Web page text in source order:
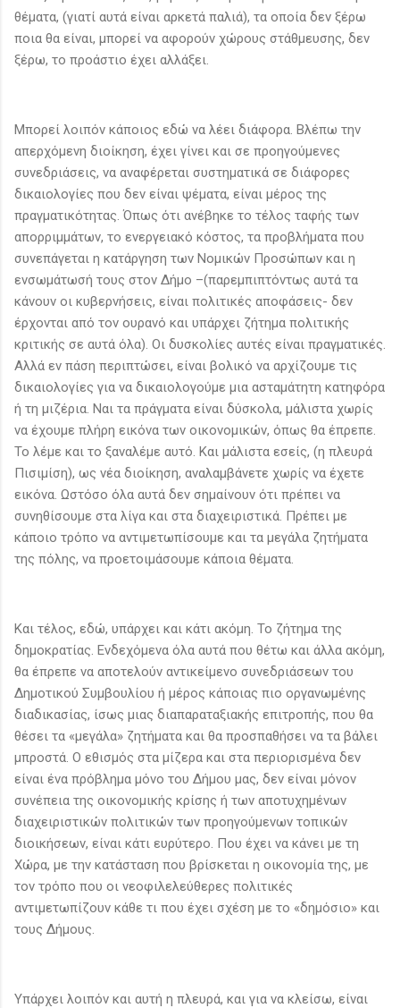
θέματα, (γιατί αυτά είναι αρκετά παλιά), τα οποία δεν ξέρω
ποια θα είναι, μπορεί να αφορούν χώρους στάθμευσης, δεν
ξέρω, το προάστιο έχει αλλάξει.
Μπορεί λοιπόν κάποιος εδώ να λέει διάφορα. Βλέπω την
απερχόμενη διοίκηση, έχει γίνει και σε προηγούμενες
συνεδριάσεις, να αναφέρεται συστηματικά σε διάφορες
δικαιολογίες που δεν είναι ψέματα, είναι μέρος της
πραγματικότητας. Όπως ότι ανέβηκε το τέλος ταφής των
απορριμμάτων, το ενεργειακό κόστος, τα προβλήματα που
συνεπάγεται η κατάργηση των Νομικών Προσώπων και η
ενσωμάτωσή τους στον Δήμο –(παρεμπιπτόντως αυτά τα
κάνουν οι κυβερνήσεις, είναι πολιτικές αποφάσεις- δεν
έρχονται από τον ουρανό και υπάρχει ζήτημα πολιτικής
κριτικής σε αυτά όλα). Οι δυσκολίες αυτές είναι πραγματικές.
Αλλά εν πάση περιπτώσει, είναι βολικό να αρχίζουμε τις
δικαιολογίες για να δικαιολογούμε μια ασταμάτητη κατηφόρα
ή τη μιζέρια. Ναι τα πράγματα είναι δύσκολα, μάλιστα χωρίς
να έχουμε πλήρη εικόνα των οικονομικών, όπως θα έπρεπε.
Το λέμε και το ξαναλέμε αυτό. Και μάλιστα εσείς, (η πλευρά
Πισιμίση), ως νέα διοίκηση, αναλαμβάνετε χωρίς να έχετε
εικόνα. Ωστόσο όλα αυτά δεν σημαίνουν ότι πρέπει να
συνηθίσουμε στα λίγα και στα διαχειριστικά. Πρέπει με
κάποιο τρόπο να αντιμετωπίσουμε και τα μεγάλα ζητήματα
της πόλης, να προετοιμάσουμε κάποια θέματα.
Και τέλος, εδώ, υπάρχει και κάτι ακόμη. Το ζήτημα της
δημοκρατίας. Ενδεχόμενα όλα αυτά που θέτω και άλλα ακόμη,
θα έπρεπε να αποτελούν αντικείμενο συνεδριάσεων του
Δημοτικού Συμβουλίου ή μέρος κάποιας πιο οργανωμένης
διαδικασίας, ίσως μιας διαπαραταξιακής επιτροπής, που θα
θέσει τα «μεγάλα» ζητήματα και θα προσπαθήσει να τα βάλει
μπροστά. Ο εθισμός στα μίζερα και στα περιορισμένα δεν
είναι ένα πρόβλημα μόνο του Δήμου μας, δεν είναι μόνον
συνέπεια της οικονομικής κρίσης ή των αποτυχημένων
διαχειριστικών πολιτικών των προηγούμενων τοπικών
διοικήσεων, είναι κάτι ευρύτερο. Που έχει να κάνει με τη
Χώρα, με την κατάσταση που βρίσκεται η οικονομία της, με
τον τρόπο που οι νεοφιλελεύθερες πολιτικές
αντιμετωπίζουν κάθε τι που έχει σχέση με το «δημόσιο» και
τους Δήμους.
Υπάρχει λοιπόν και αυτή η πλευρά, και για να κλείσω, είναι